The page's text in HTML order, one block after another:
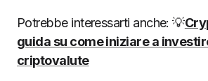
Potrebbe interessarti anche: 💡
guida su come iniziare a
criptovalute